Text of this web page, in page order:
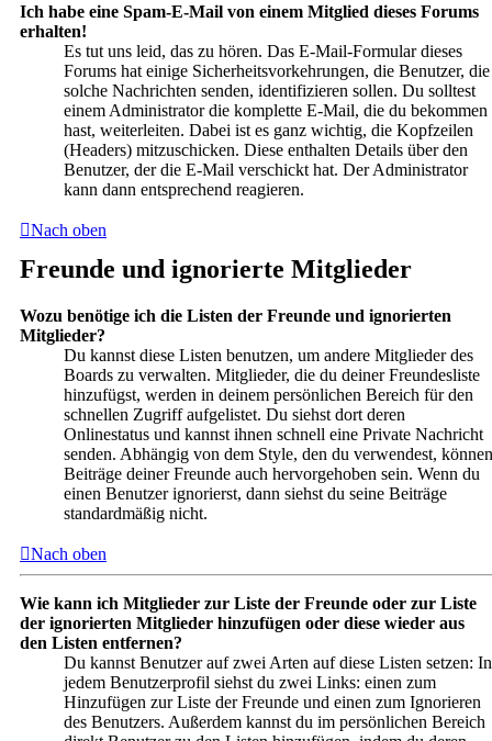
Ich habe eine Spam-E-Mail von einem Mitglied dieses Forums
erhalten!
Es tut uns leid, das zu hören. Das E-Mail-Formular dieses
Forums hat einige Sicherheitsvorkehrungen, die Benutzer, die
solche Nachrichten senden, identifizieren sollen. Du solltest
einem Administrator die komplette E-Mail, die du bekommen
hast, weiterleiten. Dabei ist es ganz wichtig, die Kopfzeilen
(Headers) mitzuschicken. Diese enthalten Details über den
Benutzer, der die E-Mail verschickt hat. Der Administrator
kann dann entsprechend reagieren.
Nach oben
Freunde und ignorierte Mitglieder
Wozu benötige ich die Listen der Freunde und ignorierten
Mitglieder?
Du kannst diese Listen benutzen, um andere Mitglieder des
Boards zu verwalten. Mitglieder, die du deiner Freundesliste
hinzufügst, werden in deinem persönlichen Bereich für den
schnellen Zugriff aufgelistet. Du siehst dort deren
Onlinestatus und kannst ihnen schnell eine Private Nachricht
senden. Abhängig von dem Style, den du verwendest, können
Beiträge deiner Freunde auch hervorgehoben sein. Wenn du
einen Benutzer ignorierst, dann siehst du seine Beiträge
standardmäßig nicht.
Nach oben
Wie kann ich Mitglieder zur Liste der Freunde oder zur Liste
der ignorierten Mitglieder hinzufügen oder diese wieder aus
den Listen entfernen?
Du kannst Benutzer auf zwei Arten auf diese Listen setzen: In
jedem Benutzerprofil siehst du zwei Links: einen zum
Hinzufügen zur Liste der Freunde und einen zum Ignorieren
des Benutzers. Außerdem kannst du im persönlichen Bereich